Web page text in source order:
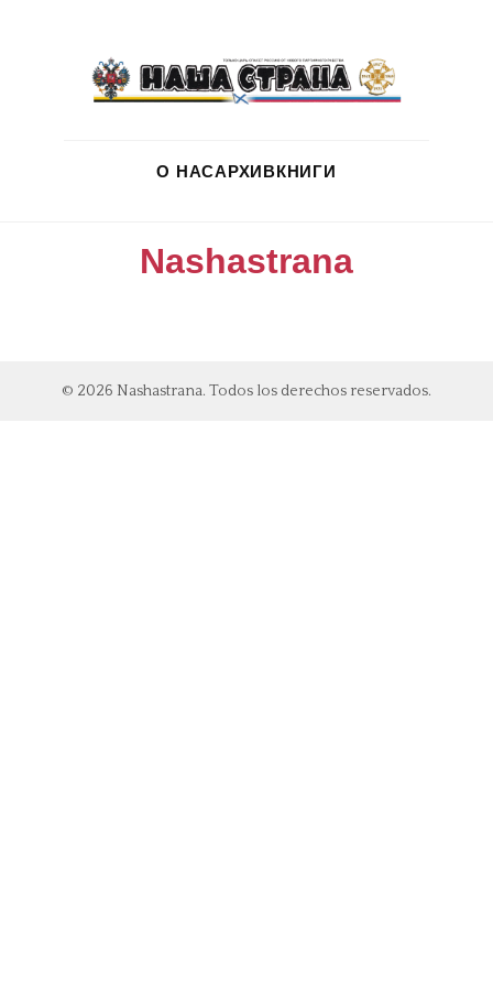
О НАСАРХИВКНИГИ
Nashastrana
© 2026 Nashastrana. Todos los derechos reservados.